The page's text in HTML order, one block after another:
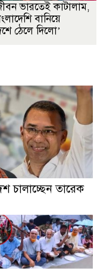
ভারতেই কাটালাম,
বানিয়ে
ঠেলে দিলো’
চালাচ্ছেন তারেক